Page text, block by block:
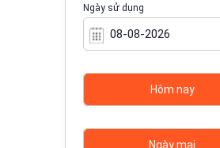
Ngày sử dụng
Hôm nay
Ngày mai